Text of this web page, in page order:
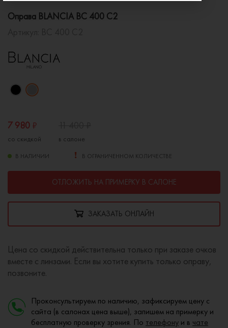
Оправа BLANCIA BC 400 C2
7 980 ₽
со скидкой в салоне
В НАЛИЧИИ В ОГРАНИЧЕННОМ КОЛИЧЕСТВЕ
ОТЛОЖИТЬ НА ПРИМЕРКУ В САЛОНЕ
ЗАКАЗАТЬ ОНЛАЙН
Цена со скидкой действительна только при заказе очков
вместе с линзами. Если вы хотите купить только оправу,
позвоните.
Проконсультируем по наличию, зафиксируем цену с
сайта (в салонах цена выше), запишем на примерку и
бесплатную проверку зрения. По телефону и в чате